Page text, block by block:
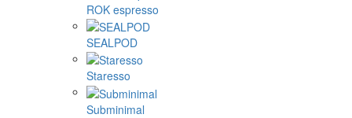
ROK espresso
SEALPOD
Staresso
Subminimal